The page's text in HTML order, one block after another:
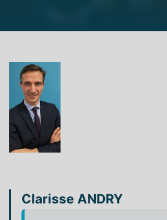
Clarisse ANDRY